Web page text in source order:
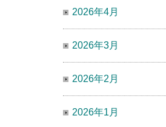
2026年4月
2026年3月
2026年2月
2026年1月